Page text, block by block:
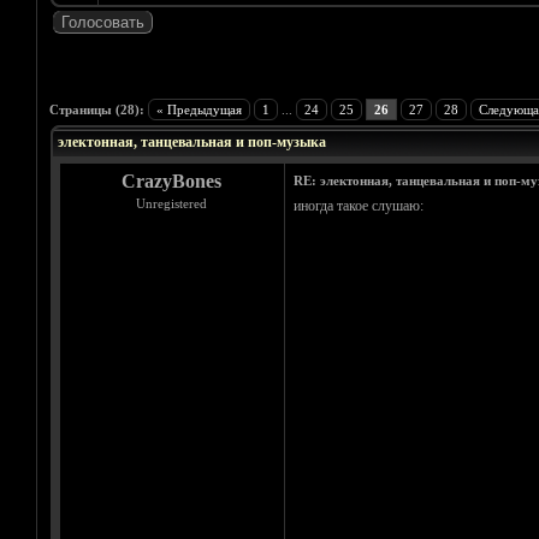
Страницы (28): « Предыдущая 1 24 25 26 27 28
Голосов: 7 - Средняя оценка: 4.43
1
2
3
4
5
электонная, танцевальная и поп-музыка
CrazyBones
Unregistered
RE: электонная, танцевальная и поп-
иногда такое слушаю: